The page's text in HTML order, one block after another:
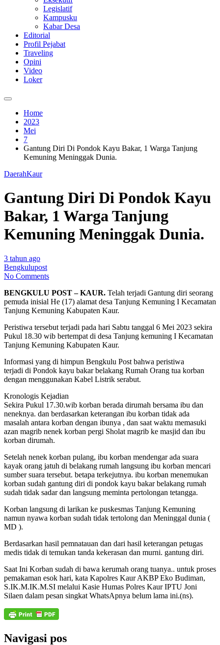
Legislatif
Kampusku
Kabar Desa
Editorial
Profil Pejabat
Traveling
Opini
Video
Loker
Home
2023
Mei
7
Gantung Diri Di Pondok Kayu Bakar, 1 Warga Tanjung
Kemuning Meninggak Dunia.
DaerahKaur
Gantung Diri Di Pondok Kayu
Bakar, 1 Warga Tanjung
Kemuning Meninggak Dunia.
3 tahun ago
Bengkulupost
No Comments
BENGKULU POST – KAUR. Telah terjadi Gantung diri seorang
pemuda inisial He (17) alamat desa Tanjung Kemuning I Kecamatan
Tanjung Kemuning Kabupaten Kaur.
Peristiwa tersebut terjadi pada hari Sabtu tanggal 6 Mei 2023 sekira
Pukul 18.30 wib bertempat di desa Tanjung kemuning I Kecamatan
Tanjung Kemuning Kabupaten Kaur.
Informasi yang di himpun Bengkulu Post bahwa peristiwa
terjadi di Pondok kayu bakar belakang Rumah Orang tua korban
dengan menggunakan Kabel Listrik serabut.
Kronologis Kejadian
Sekira Pukul 17.30.wib korban berada dirumah bersama ibu dan
neneknya. dan berdasarkan keterangan ibu korban tidak ada
masalah antara korban dengan ibunya , dan saat waktu memasuki
azan magrib nenek korban pergi Sholat magrib ke masjid dan ibu
korban dirumah.
Setelah nenek korban pulang, ibu korban mendengar ada suara
kayak orang jatuh di belakang rumah langsung ibu korban mencari
sumber suara tersebut. betapa terkejutnya. ibu korban menemukan
korban sudah gantung diri di pondok kayu bakar belakang rumah
sudah tidak sadar dan langsung meminta pertolongan tetangga.
Korban langsung di larikan ke puskesmas Tanjung Kemuning
namun nyawa korban sudah tidak tertolong dan Meninggal dunia (
MD ).
Berdasarkan hasil pemnatauan dan dari hasil keterangan petugas
medis tidak di temukan tanda kekerasan dan murni. gantung diri.
Saat Ini Korban sudah di bawa kerumah orang tuanya.. untuk proses
pemakaman esok hari, kata Kapolres Kaur AKBP Eko Budiman,
S.IK.M.IK.M.SI melalui Kasie Humas Polres Kaur IPTU Joni
Silaen dalam pesan singkat WhatsApnya belum lama ini.(ns).
Navigasi pos